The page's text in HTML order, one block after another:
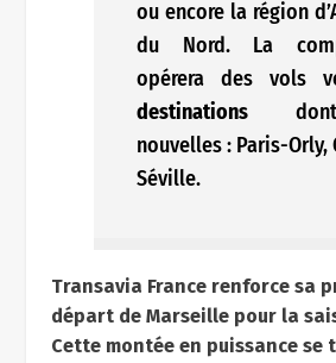
ou encore la région
du Nord. La
opérera des vols
destinations
nouvelles : Paris-Orly,
Séville.
Transavia France renforce sa
départ de Marseille pour la
Cette montée en puissance se